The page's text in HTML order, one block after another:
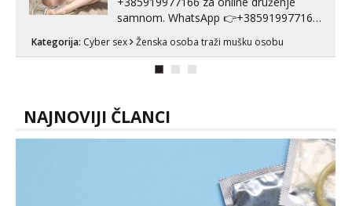
samnom. WhatsApp 👉+385919977166
Telegram 👉@enafriedrichkis Radim
videopozive s licem, solo i s partnerom,
kolegicama (Tina&Natali), razne
seksa, puš...
Kategorija: Cyber sex Ženska osoba traži mušku osobu
NAJNOVIJI ČLANCI